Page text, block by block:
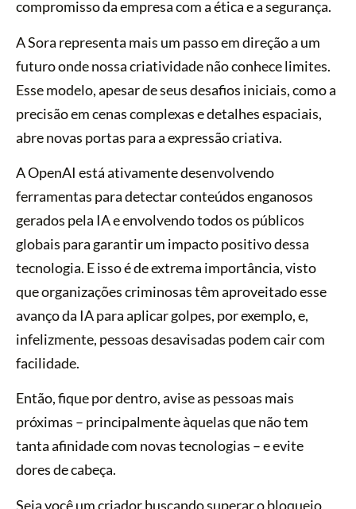
compromisso da empresa com a ética e a segurança.
A Sora representa mais um passo em direção a um
futuro onde nossa criatividade não conhece limites.
Esse modelo, apesar de seus desafios iniciais, como a
precisão em cenas complexas e detalhes espaciais,
abre novas portas para a expressão criativa.
A OpenAI está ativamente desenvolvendo
ferramentas para detectar conteúdos enganosos
gerados pela IA e envolvendo todos os públicos
globais para garantir um impacto positivo dessa
tecnologia. E isso é de extrema importância, visto
que organizações criminosas têm aproveitado esse
avanço da IA para aplicar golpes, por exemplo, e,
infelizmente, pessoas desavisadas podem cair com
facilidade.
Então, fique por dentro, avise as pessoas mais
próximas – principalmente àquelas que não tem
tanta afinidade com novas tecnologias – e evite
dores de cabeça.
Seja você um criador buscando superar o bloqueio